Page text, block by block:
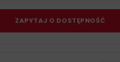
ZAPYTAJ O DOSTĘPNOŚĆ